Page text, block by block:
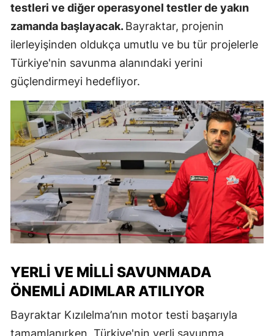
testleri ve diğer operasyonel testler de yakın
zamanda başlayacak.Bayraktar, projenin
ilerleyişinden oldukça umutlu ve bu tür projelerle
Türkiye'nin savunma alanındaki yerini
güçlendirmeyi hedefliyor.
YERLİ VE MİLLİ SAVUNMADA
ÖNEMLİ ADIMLAR ATILIYOR
Bayraktar Kızılelma’nın motor testi başarıyla
tamamlanırken, Türkiye'nin yerli savunma